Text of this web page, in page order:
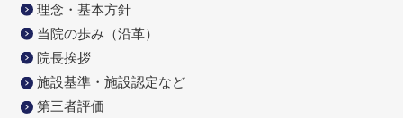
理念・基本方針
当院の歩み（沿革）
院長挨拶
施設基準・施設認定など
第三者評価